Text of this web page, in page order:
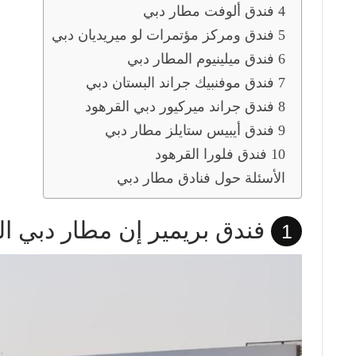
4 فندق ألوفت مطار دبي
5 فندق ومركز مؤتمرات لو ميريديان دبي
6 فندق ميلينيوم المطار دبي
7 فندق موفنبيك جراند البستان دبي
8 فندق جراند ميركيور دبي القرهود
9 فندق أيبيس ستايلز مطار دبي
10 فندق فلورا القرهود
الأسئلة حول فنادق مطار دبي
1 فندق بريمير إن مطار دبي